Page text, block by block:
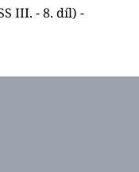
III. - 8. díl) -